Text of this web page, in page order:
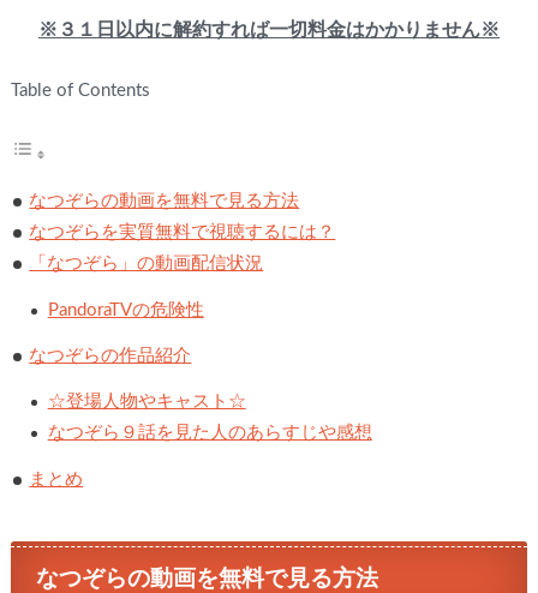
※３１日以内に解約すれば一切料金はかかりません※
Table of Contents
なつぞらの動画を無料で見る方法
なつぞらを実質無料で視聴するには？
「なつぞら」の動画配信状況
PandoraTVの危険性
なつぞらの作品紹介
☆登場人物やキャスト☆
なつぞら９話を見た人のあらすじや感想
まとめ
なつぞらの動画を無料で見る方法